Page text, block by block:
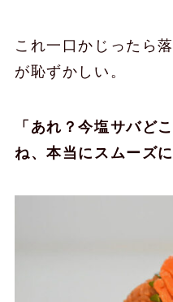
これ一口かじったら
が恥ずかしい。
「あれ？今塩サバど
ね、本当にスムーズ